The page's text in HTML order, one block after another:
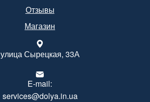
Отзывы
Магазин
улица Сырецкая, 33А
E-mail:
services@dolya.in.ua